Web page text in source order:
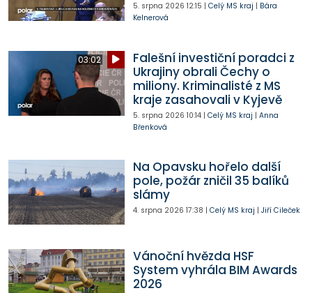
5. srpna 2026 12:15 | Celý MS kraj | Bára
Kelnerová
03:02
Falešní investiční poradci z
Ukrajiny obrali Čechy o
miliony. Kriminalisté z MS
kraje zasahovali v Kyjevě
5. srpna 2026 10:14| Celý MS kraj | Anna
Břenková
Na Opavsku hořelo další
pole, požár zničil 35 balíků
slámy
4. srpna 2026 17:38 | Celý MS kraj | Jiří Cileček
Vánoční hvězda HSF
System vyhrála BIM Awards
2026